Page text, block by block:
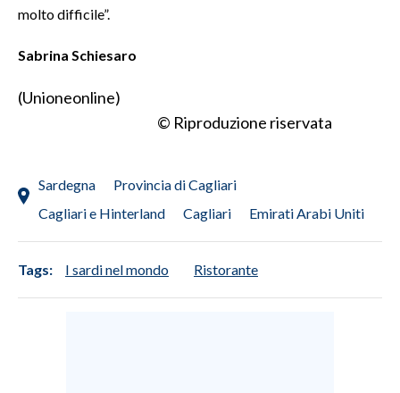
molto difficile”.
Sabrina Schiesaro
(Unioneonline)
© Riproduzione riservata
Sardegna
Provincia di Cagliari
Cagliari e Hinterland
Cagliari Emirati Arabi Uniti
Tags: I sardi nel mondo Ristorante